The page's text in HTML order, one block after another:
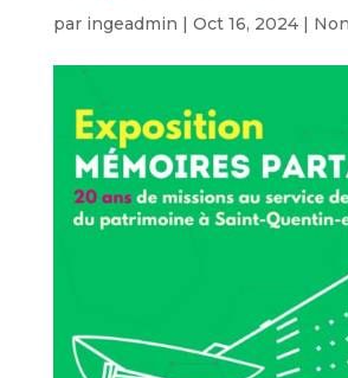
par ingeadmin | Oct 16, 2024|